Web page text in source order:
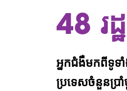
48 រដ្ឋ
អ្នកជំងឺមកពីទូទ
ប្រទេសចំនួនប្រ